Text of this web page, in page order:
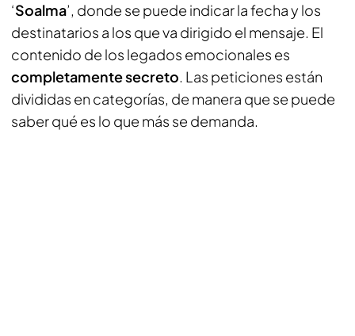
‘Soalma’, donde se puede indicar la fecha y los
destinatarios a los que va dirigido el mensaje. El
contenido de los legados emocionales es
completamente secreto. Las peticiones están
divididas en categorías, de manera que se puede
saber qué es lo que más se demanda.